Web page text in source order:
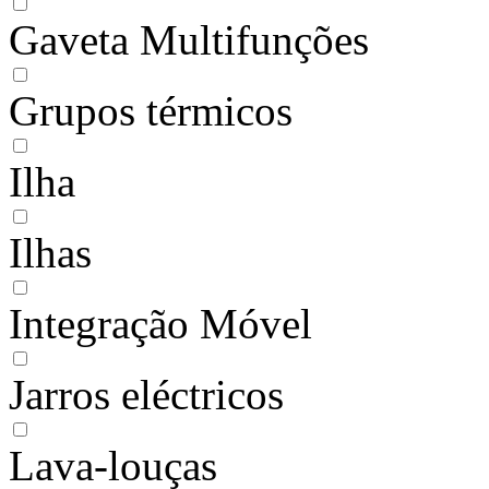
Gaveta Multifunções
Grupos térmicos
Ilha
Ilhas
Integração Móvel
Jarros eléctricos
Lava-louças